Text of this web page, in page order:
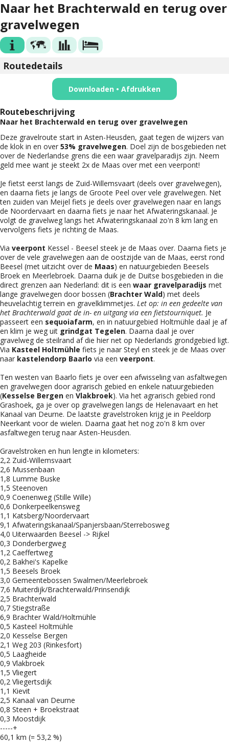
Naar het Brachterwald en terug over
gravelwegen
Routedetails
Downloaden • Afdrukken
Routebeschrijving
Naar het Brachterwald en terug over gravelwegen
Deze gravelroute start in Asten-Heusden, gaat tegen de wijzers van
de klok in en over 53% gravelwegen. Doel zijn de bosgebieden net
over de Nederlandse grens die een waar gravelparadijs zijn. Neem
geld mee want je steekt 2x de Maas over met een veerpont!
Je fietst eerst langs de Zuid-Willemsvaart (deels over gravelwegen),
en daarna fiets je langs de Groote Peel over vele gravelwegen. Net
ten zuiden van Meijel fiets je deels over gravelwegen naar en langs
de Noordervaart en daarna fiets je naar het Afwateringskanaal. Je
volgt de gravelweg langs het Afwateringskanaal zo'n 8 km lang en
vervolgens fiets je richting de Maas.
Via veerpont Kessel - Beesel steek je de Maas over. Daarna fiets je
over de vele gravelwegen aan de oostzijde van de Maas, eerst rond
Beesel (met uitzicht over de Maas) en natuurgebieden Beesels
Broek en Meerlebroek. Daarna duik je de Duitse bosgebieden in die
direct grenzen aan Nederland: dit is een waar gravelparadijs met
lange gravelwegen door bossen (Brachter Wald) met deels
heuvelachtig terrein en gravelklimmetjes. Let op: in een gedeelte van
het Brachterwald gaat de in- en uitgang via een fietstourniquet. Je
passeert een sequoiafarm, en in natuurgebied Holtmühle daal je af
en klim je weg uit grindgat Tegelen. Daarna daal je over
gravelweg de steilrand af die hier net op Nederlands grondgebied ligt.
Via Kasteel Holtmühle fiets je naar Steyl en steek je de Maas over
naar kastelendorp Baarlo via een veerpont.
Ten westen van Baarlo fiets je over een afwisseling van asfaltwegen
en gravelwegen door agrarisch gebied en enkele natuurgebieden
(Kesselse Bergen en Vlakbroek). Via het agrarisch gebied rond
Grashoek, ga je over op gravelwegen langs de Helenavaart en het
Kanaal van Deurne. De laatste gravelstroken krijg je in Peeldorp
Neerkant voor de wielen. Daarna gaat het nog zo'n 8 km over
asfaltwegen terug naar Asten-Heusden.
Gravelstroken en hun lengte in kilometers:
2,2 Zuid-Willemsvaart
2,6 Mussenbaan
1,8 Lumme Buske
1,5 Steenoven
0,9 Coenenweg (Stille Wille)
0,6 Donkerpeelkensweg
1,1 Katsberg/Noordervaart
9,1 Afwateringskanaal/Spanjersbaan/Sterrebosweg
4,0 Uiterwaarden Beesel -> Rijkel
0,3 Donderbergweg
1,2 Caeffertweg
0,2 Bakhei's Kapelke
1,5 Beesels Broek
3,0 Gemeentebossen Swalmen/Meerlebroek
7,6 Muiterdijk/Brachterwald/Prinsendijk
2,5 Brachterwald
0,7 Stiegstraße
6,9 Brachter Wald/Holtmühle
0,5 Kasteel Holtmühle
2,0 Kesselse Bergen
2,1 Weg 203 (Rinkesfort)
0,5 Laagheide
0,9 Vlakbroek
1,5 Vliegert
0,2 Vliegertsdijk
1,1 Kievit
2,5 Kanaal van Deurne
0,8 Steen + Broekstraat
0,3 Moostdijk
-----+
60,1 km (= 53,2 %)